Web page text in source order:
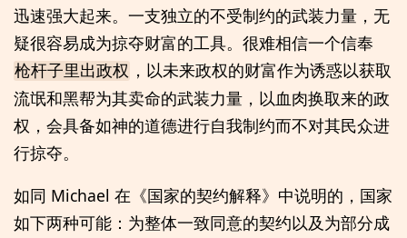
迅速强大起来。一支独立的不受制约的武装力量，无
疑很容易成为掠夺财富的工具。很难相信一个信奉
枪杆子里出政权 ，以未来政权的财富作为诱惑以获取
流氓和黑帮为其卖命的武装力量，以血肉换取来的政
权，会具备如神的道德进行自我制约而不对其民众进
行掠夺。
如同 Michael 在《国家的契约解释》中说明的，国家
如下两种可能：为整体一致同意的契约以及为部分成